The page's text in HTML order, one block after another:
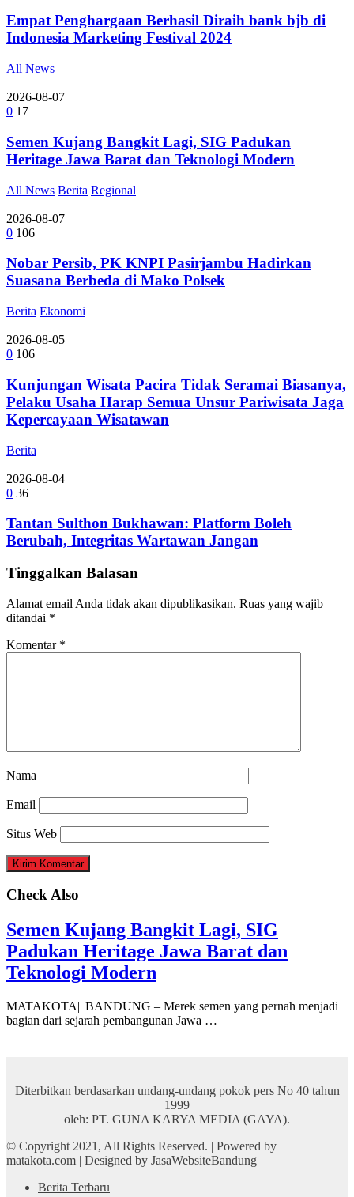
Empat Penghargaan Berhasil Diraih bank bjb di
Indonesia Marketing Festival 2024
All News
2026-08-07
0 17
Semen Kujang Bangkit Lagi, SIG Padukan
Heritage Jawa Barat dan Teknologi Modern
All News Berita Regional
2026-08-07
0 106
Nobar Persib, PK KNPI Pasirjambu Hadirkan
Suasana Berbeda di Mako Polsek
Berita Ekonomi
2026-08-05
0 106
Kunjungan Wisata Pacira Tidak Seramai Biasanya,
Pelaku Usaha Harap Semua Unsur Pariwisata Jaga
Kepercayaan Wisatawan
Berita
2026-08-04
0 36
Tantan Sulthon Bukhawan: Platform Boleh
Berubah, Integritas Wartawan Jangan
Tinggalkan Balasan
Alamat email Anda tidak akan dipublikasikan. Ruas yang wajib
ditandai *
Komentar *
Nama
Email
Situs Web
Check Also
Semen Kujang Bangkit Lagi, SIG
Padukan Heritage Jawa Barat dan
Teknologi Modern
MATAKOTA|| BANDUNG – Merek semen yang pernah menjadi
bagian dari sejarah pembangunan Jawa …
Diterbitkan berdasarkan undang-undang pokok pers No 40 tahun
1999
oleh: PT. GUNA KARYA MEDIA (GAYA).
© Copyright 2021, All Rights Reserved. | Powered by
matakota.com | Designed by JasaWebsiteBandung
Berita Terbaru